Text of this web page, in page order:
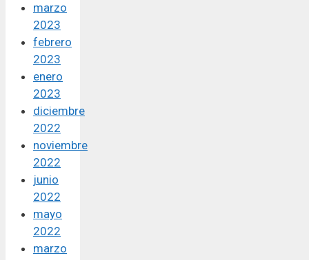
marzo
2023
febrero
2023
enero
2023
diciembre
2022
noviembre
2022
junio
2022
mayo
2022
marzo